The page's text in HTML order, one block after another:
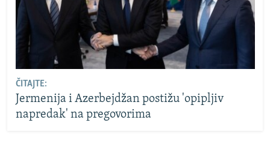
ČITAJTE:
Jermenija i Azerbejdžan postižu 'opipljiv
napredak' na pregovorima